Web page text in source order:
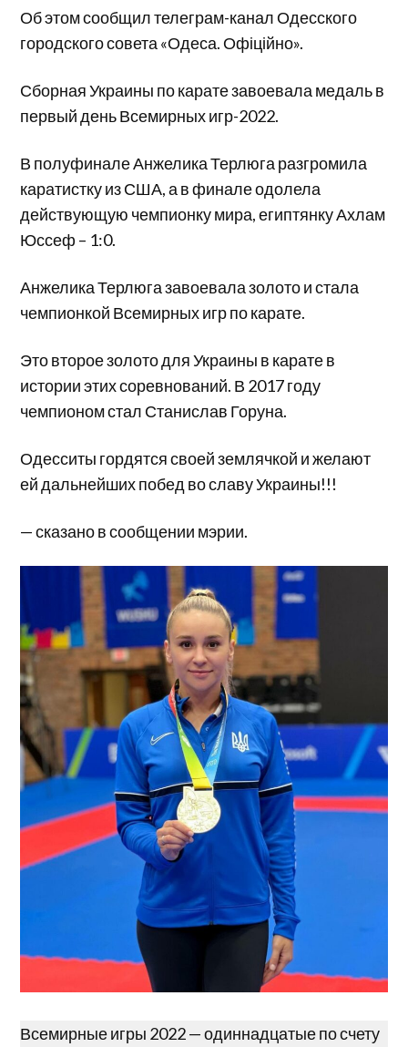
Об этом сообщил телеграм-канал Одесского
городского совета «Одеса. Офіційно».
Сборная Украины по карате завоевала медаль в
первый день Всемирных игр-2022.
В полуфинале Анжелика Терлюга разгромила
каратистку из США, а в финале одолела
действующую чемпионку мира, египтянку Ахлам
Юссеф – 1:0.
Анжелика Терлюга завоевала золото и стала
чемпионкой Всемирных игр по карате.
Это второе золото для Украины в карате в
истории этих соревнований. В 2017 году
чемпионом стал Станислав Горуна.
Одесситы гордятся своей землячкой и желают
ей дальнейших побед во славу Украины!!!
— сказано в сообщении мэрии.
Всемирные игры 2022 — одиннадцатые по счету